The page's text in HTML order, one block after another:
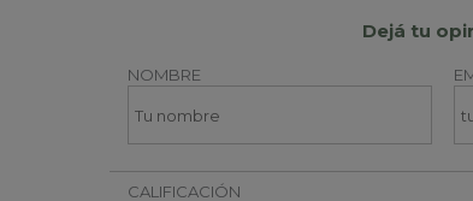
Dejá tu
NOMBRE
CALIFICACIÓN